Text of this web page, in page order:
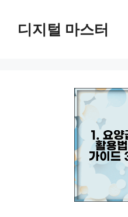
디지털 마스터